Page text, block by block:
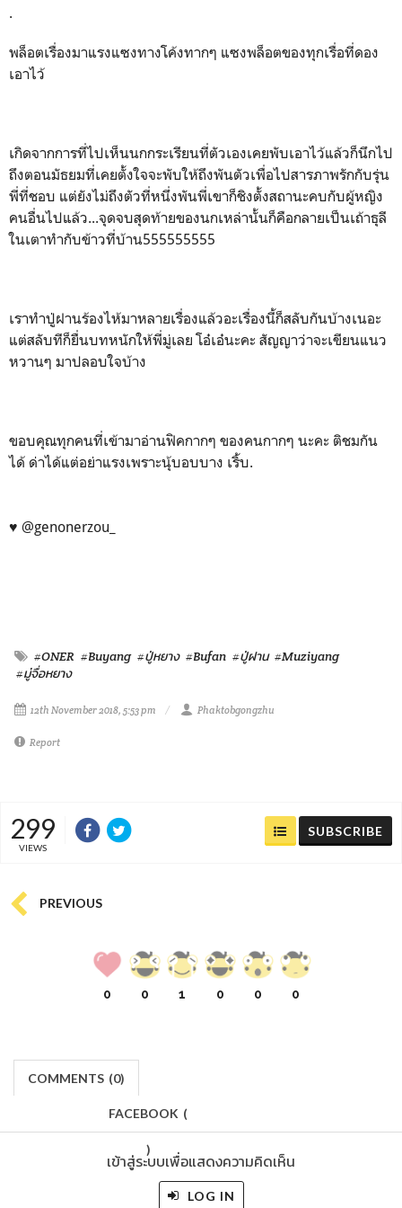
.
พล็อตเรื่องมาแรงแซงทางโค้งทากๆ แซงพล็อตของทุกเรื่อที่ดอง
เอาไว้
เกิดจากการที่ไปเห็นนกกระเรียนที่ตัวเองเคยพับเอาไว้แล้วก็นึกไป
ถึงตอนมัธยมที่เคยตั้งใจจะพับให้ถึงพันตัวเพื่อไปสารภาพรักกับรุ่น
พี่ที่ชอบ แต่ยังไม่ถึงตัวที่หนึ่งพันพี่เขาก็ชิงตั้งสถานะคบกับผู้หญิง
คนอื่นไปแล้ว...จุดจบสุดท้ายของนกเหล่านั้นก็คือกลายเป็นเถ้าธุลี
ในเตาทำกับข้าวที่บ้าน555555555
เราทำปู่ฝานร้องไห้มาหลายเรื่องแล้วอะเรื่องนี้ก็สลับกันบ้างเนอะ
แต่สลับทีก็ยื่นบทหนักให้พี่มู่เลย โอ๋เอ๋นะคะ สัญญาว่าจะเขียนแนว
หวานๆ มาปลอบใจบ้าง
ขอบคุณทุกคนที่เข้ามาอ่านฟิคกากๆ ของคนกากๆ นะคะ ติชมกัน
ได้ ด่าได้แต่อย่าแรงเพราะนุ้บอบบาง เริ้บ.
♥ @genonerzou_
#ONER #Buyang #ปู่หยาง #Bufan #ปู่ฝาน #Muziyang
#มู่จื่อหยาง
12th November 2018, 5:53 pm Phaktobgongzhu
Report
299
VIEWS
SUBSCRIBE
PREVIOUS
0 0 1 0 0 0
COMMENTS (0)
FACEBOOK (
)
เข้าสู่ระบบเพื่อแสดงความคิดเห็น
LOG IN